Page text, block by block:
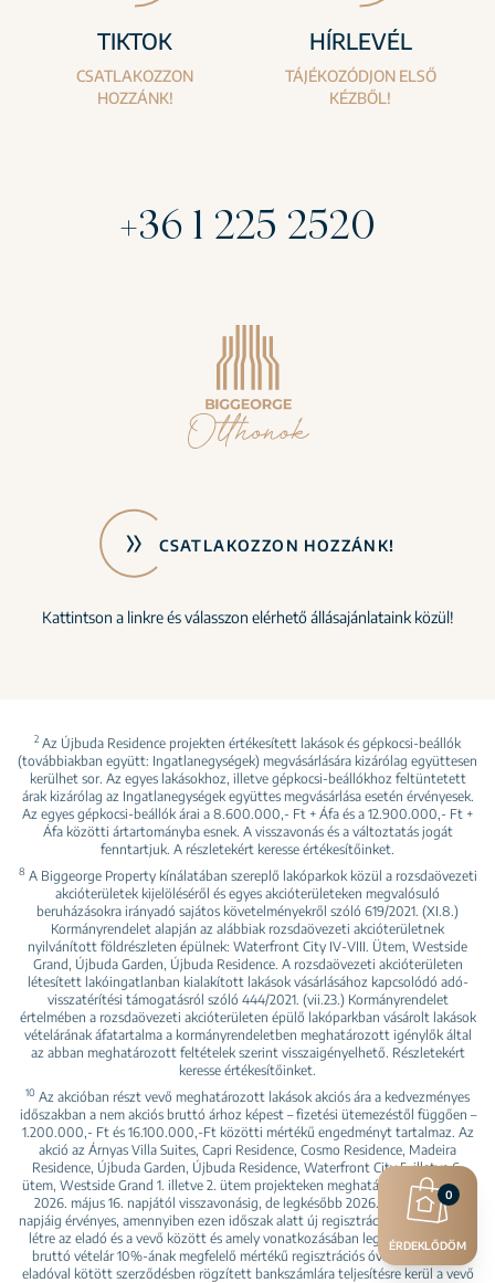
TIKTOK
CSATLAKOZZON
HOZZÁNK!
HÍRLEVÉL
TÁJÉKOZÓDJON ELSŐ
KÉZBŐL!
+36 1 225 2520
CSATLAKOZZON HOZZÁNK!
Kattintson a linkre és válasszon elérhető állásajánlataink közül!
2 Az Újbuda Residence projekten értékesített lakások és gépkocsi-beállók
(továbbiakban együtt: Ingatlanegységek) megvásárlására kizárólag együttesen
kerülhet sor. Az egyes lakásokhoz, illetve gépkocsi-beállókhoz feltüntetett
árak kizárólag az Ingatlanegységek együttes megvásárlása esetén érvényesek.
Az egyes gépkocsi-beállók árai a 8.600.000,- Ft + Áfa és a 12.900.000,- Ft +
Áfa közötti ártartományba esnek. A visszavonás és a változtatás jogát
fenntartjuk. A részletekért keresse értékesítőinket.
8 A Biggeorge Property kínálatában szereplő lakóparkok közül a rozsdaövezeti
akcióterületek kijelöléséről és egyes akcióterületeken megvalósuló
beruházásokra irányadó sajátos követelményekről szóló 619/2021. (XI.8.)
Kormányrendelet alapján az alábbiak rozsdaövezeti akcióterületnek
nyilvánított földrészleten épülnek: Waterfront City IV-VIII. Ütem, Westside
Grand, Újbuda Garden, Újbuda Residence. A rozsdaövezeti akcióterületen
létesített lakóingatlanban kialakított lakások vásárlásához kapcsolódó adó-
visszatérítési támogatásról szóló 444/2021. (vii.23.) Kormányrendelet
értelmében a rozsdaövezeti akcióterületen épülő lakóparkban vásárolt lakások
vételárának áfatartalma a kormányrendeletben meghatározott igénylők által
az abban meghatározott feltételek szerint visszaigényelhető. Részletekért
keresse értékesítőinket.
10 Az akcióban részt vevő meghatározott lakások akciós ára a kedvezményes
időszakban a nem akciós bruttó árhoz képest – fizetési ütemezéstől függően –
1.200.000,- Ft és 16.100.000,-Ft közötti mértékű engedményt tartalmaz. Az
akció az Árnyas Villa Suites, Capri Residence, Cosmo Residence, Madeira
Residence, Újbuda Garden, Újbuda Residence, Waterfront City 5. illetve 6.
ütem, Westside Grand 1. illetve 2. ütem projekteken meghatározott lakásokra
2026. május 16. napjától visszavonásig, de legkésőbb 2026. augusztus 31.
napjáig érvényes, amennyiben ezen időszak alatt új regisztrációs szerződés jön
létre az eladó és a vevő között és amely vonatkozásában legalább az akciós
bruttó vételár 10%-ának megfelelő mértékű regisztrációs óvadék az adott
eladóval kötött szerződésben rögzített bankszámlára teljesítésre kerül a vevő
ÉRDEKLŐDÖM
0